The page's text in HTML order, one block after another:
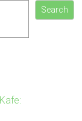
Search